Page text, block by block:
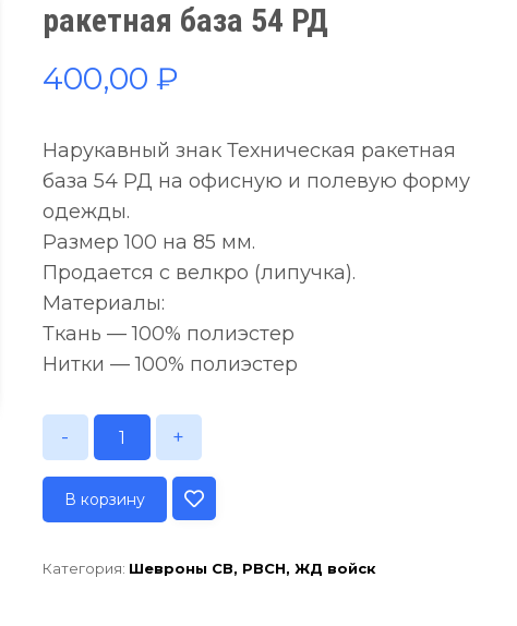
ракетная база 54 РД
400,00 ₽
Нарукавный знак Техническая ракетная
база 54 РД на офисную и полевую форму
одежды.
Размер 100 на 85 мм.
Продается с велкро (липучка).
Материалы:
Ткань — 100% полиэстер
Нитки — 100% полиэстер
- +
В корзину
Категория: Шевроны СВ, РВСН, ЖД войск